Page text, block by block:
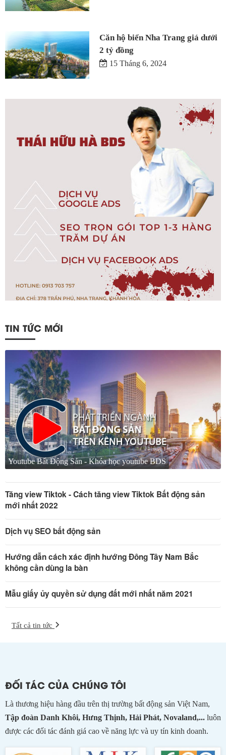
Căn hộ biển Nha Trang giá dưới
2 tỷ đồng
15 Tháng 6, 2024
TIN TỨC MỚI
Youtube Bất Động Sản - Khóa học youtube BDS
Tăng view Tiktok - Cách tăng view Tiktok Bất động sản
mới nhất 2022
Dịch vụ SEO bất động sản
Hướng dẫn cách xác định hướng Đông Tây Nam Bắc
không cần dùng la bàn
Mẫu giấy ủy quyền sử dụng đất mới nhất năm 2021
Tất cả tin tức
ĐỐI TÁC CỦA CHÚNG TÔI
Là thương hiệu hàng đầu trên thị trường bất động sản Việt Nam,
Tập đoàn Danh Khôi, Hưng Thịnh, Hải Phát, Novaland,... luôn
được các đối tác đánh giá cao về năng lực và uy tín kinh doanh.